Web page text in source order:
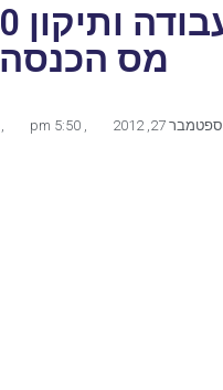
מס הכנסה
ספטמבר 27, 2012 ,
5:50 pm
,